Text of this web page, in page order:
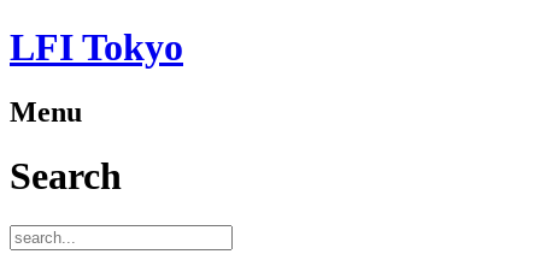
LFI Tokyo
Menu
Search